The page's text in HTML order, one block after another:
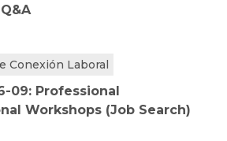
Conexión Laboral
09: Professional
Workshops (Job Search)